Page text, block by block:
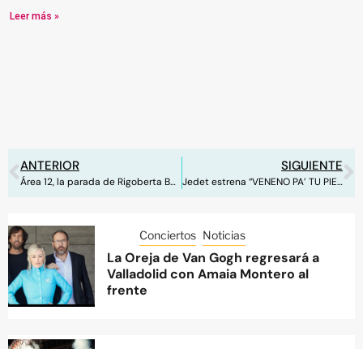
Leer más »
ANTERIOR
Área 12, la parada de Rigoberta Bandini en Alicante antes de su retiro espiritual
SIGUIENTE
Jedet estrena “VENENO PA’ TU PIEL” en homenaje a Isabel Torres
Conciertos Noticias
La Oreja de Van Gogh regresará a
Valladolid con Amaia Montero al
frente